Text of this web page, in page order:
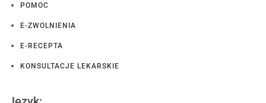
POMOC
E-ZWOLNIENIA
E-RECEPTA
KONSULTACJE LEKARSKIE